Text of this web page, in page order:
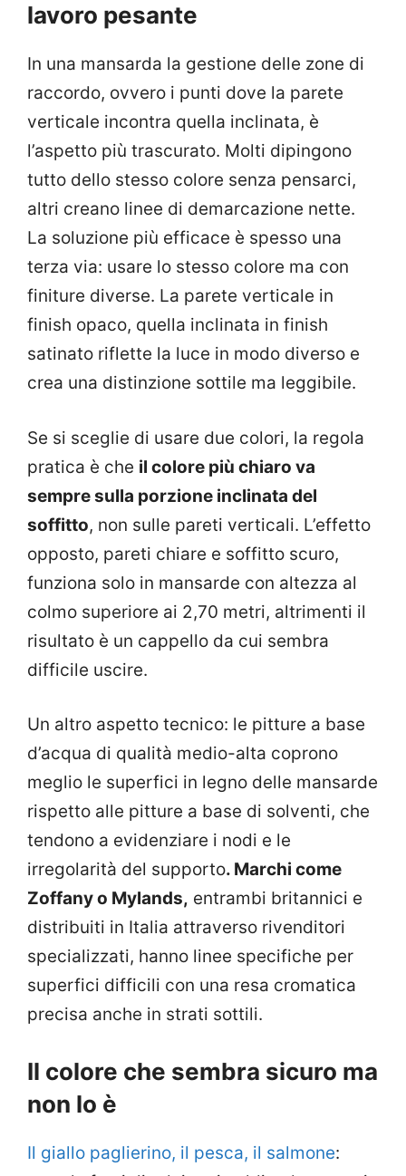
lavoro pesante
In una mansarda la gestione delle zone di
raccordo, ovvero i punti dove la parete
verticale incontra quella inclinata, è
l’aspetto più trascurato. Molti dipingono
tutto dello stesso colore senza pensarci,
altri creano linee di demarcazione nette.
La soluzione più efficace è spesso una
terza via: usare lo stesso colore ma con
finiture diverse. La parete verticale in
finish opaco, quella inclinata in finish
satinato riflette la luce in modo diverso e
crea una distinzione sottile ma leggibile.
Se si sceglie di usare due colori, la regola
pratica è che il colore più chiaro va
sempre sulla porzione inclinata del
soffitto, non sulle pareti verticali. L’effetto
opposto, pareti chiare e soffitto scuro,
funziona solo in mansarde con altezza al
colmo superiore ai 2,70 metri, altrimenti il
risultato è un cappello da cui sembra
difficile uscire.
Un altro aspetto tecnico: le pitture a base
d’acqua di qualità medio-alta coprono
meglio le superfici in legno delle mansarde
rispetto alle pitture a base di solventi, che
tendono a evidenziare i nodi e le
irregolarità del supporto. Marchi come
Zoffany o Mylands, entrambi britannici e
distribuiti in Italia attraverso rivenditori
specializzati, hanno linee specifiche per
superfici difficili con una resa cromatica
precisa anche in strati sottili.
Il colore che sembra sicuro ma
non lo è
Il giallo paglierino, il pesca, il salmone: